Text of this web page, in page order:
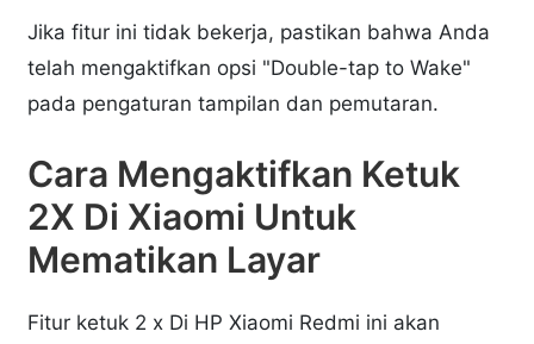
Jika fitur ini tidak bekerja, pastikan bahwa Anda
telah mengaktifkan opsi "Double-tap to Wake"
pada pengaturan tampilan dan pemutaran.
Cara Mengaktifkan Ketuk
2X Di Xiaomi Untuk
Mematikan Layar
Fitur ketuk 2 x Di HP Xiaomi Redmi ini akan